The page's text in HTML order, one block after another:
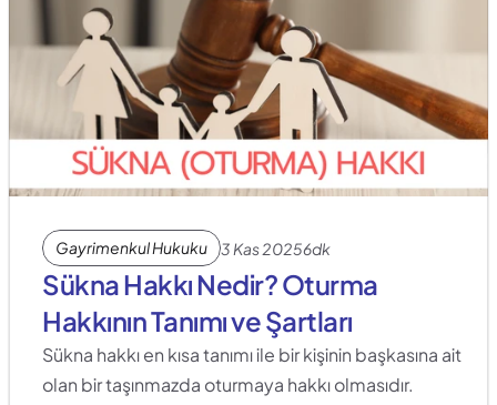
Gayrimenkul Hukuku 3 Kas 20256dk
Sükna Hakkı Nedir? Oturma
Hakkının Tanımı ve Şartları
Sükna hakkı en kısa tanımı ile bir kişinin başkasına ait
olan bir taşınmazda oturmaya hakkı olmasıdır.